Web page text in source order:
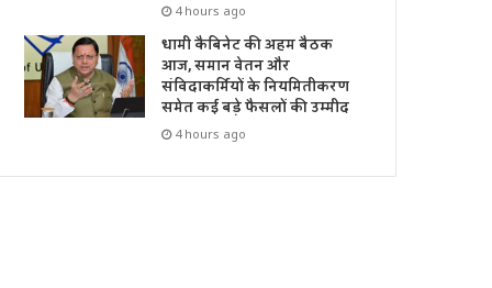
4 hours ago
धामी कैबिनेट की अहम बैठक
आज, समान वेतन और
संविदाकर्मियों के नियमितीकरण
समेत कई बड़े फैसलों की उम्मीद
4 hours ago